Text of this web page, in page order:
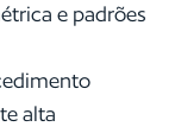
e padrões
alta